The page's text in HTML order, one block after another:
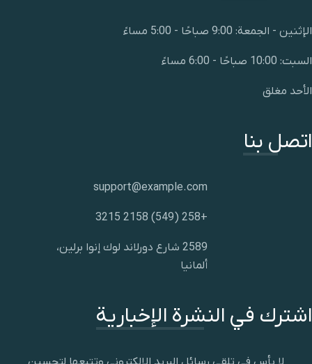
الإثنين - الجمعة: 9:00 صباحًا - 5:00 مساءً
السبت: 10:00 صباحًا - 6:00 مساءً
الأحد مغلق
اتصل بنا
support@example.com
+258 (549) 2158 3215
2589 شارع دورلاند لوك إنوا برلين،
ألمانيا
اشترك في النشرة الإخبارية